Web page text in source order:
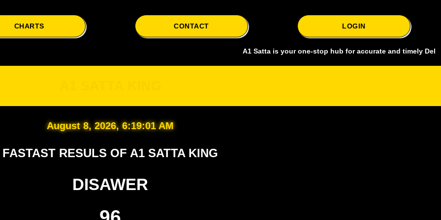
CHARTS CONTACT LOGIN
A1 Satta is your one-stop hub for accurate and timely Delhi
August 8, 2026, 6:19:02 AM
FASTAST RESULS OF A1 SATTA KING
DISAWER